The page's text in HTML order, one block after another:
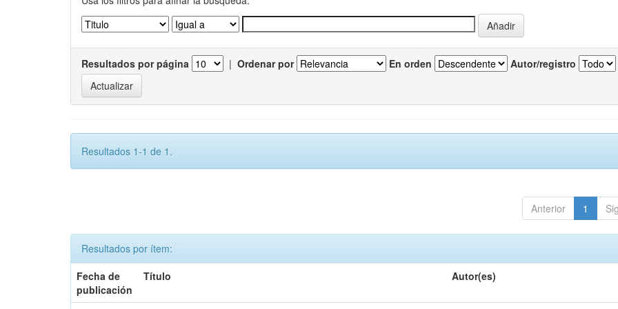
Resultados por página | Ordenar por En orden Autor/registro
Resultados 1-1 de 1.
Anterior 1
Resultados por ítem:
Fecha de
publicación
Título Autor(es)